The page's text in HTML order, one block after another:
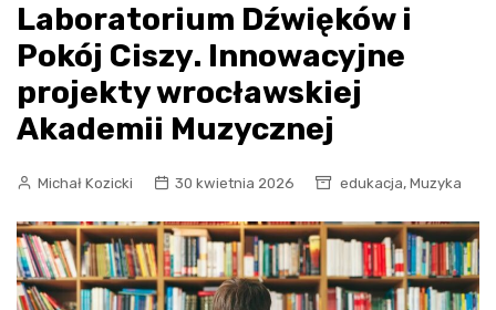
Laboratorium Dźwięków i
Pokój Ciszy. Innowacyjne
projekty wrocławskiej
Akademii Muzycznej
Michał Kozicki 30 kwietnia 2026 edukacja, Muzyka